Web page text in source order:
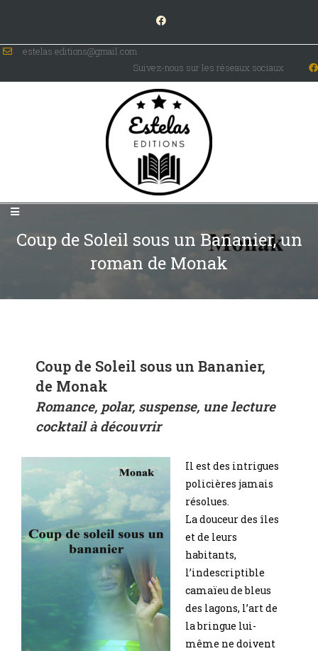
estelas.editions@gmail.com
Suivez-nous sur les réseaux sociaux
Coup de Soleil sous un Bananier, un
roman de Monak
Coup de Soleil sous un Bananier,
de Monak
Romance, polar, suspense, une lecture
cocktail à découvrir
Il est des intrigues
policières jamais
résolues.
La douceur des îles
et de leurs
habitants,
l’indescriptible
camaïeu de bleus
des lagons, l’art de
la bringue lui-
même ne doivent